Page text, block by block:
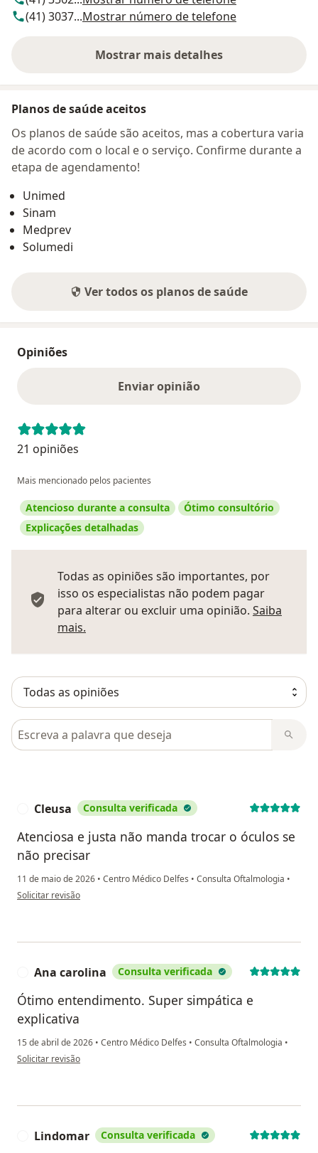
(41) 3037...Mostrar número de telefone
Mostrar mais detalhes
sobre o endereço
Planos de saúde aceitos
Os planos de saúde são aceitos, mas a cobertura varia
de acordo com o local e o serviço. Confirme durante a
etapa de agendamento!
Unimed
Sinam
Medprev
Solumedi
Ver todos os planos de saúde
Opiniões
Enviar opinião
21 opiniões
Mais mencionado pelos pacientes
Atencioso durante a consulta
Ótimo consultório
Explicações detalhadas
Todas as opiniões são importantes, por
isso os especialistas não podem pagar
para alterar ou excluir uma opinião. Saiba
mais.
Pesquisar em opiniões
Cleusa Consulta verificada
Atenciosa e justa não manda trocar o óculos se
não precisar
11 de maio de 2026 • Centro Médico Delfes • Consulta Oftalmologia •
na opinião do utilizador Cleusa
Solicitar revisão
Ana carolina Consulta verificada
Ótimo entendimento. Super simpática e
explicativa
15 de abril de 2026 • Centro Médico Delfes • Consulta Oftalmologia •
na opinião do utilizador Ana carolina
Solicitar revisão
Lindomar Consulta verificada